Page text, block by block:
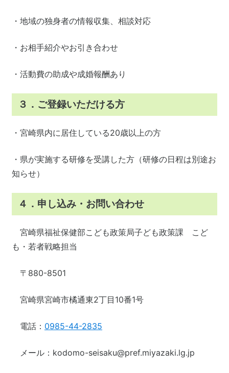
・地域の独身者の情報収集、相談対応
・お相手紹介やお引き合わせ
・活動費の助成や成婚報酬あり
３．ご登録いただける方
・宮崎県内に居住している20歳以上の方
・県が実施する研修を受講した方（研修の日程は別途お
知らせ）
４．申し込み・お問い合わせ
宮崎県福祉保健部こども政策局子ども政策課 こど
も・若者戦略担当
〒880-8501
宮崎県宮崎市橘通東2丁目10番1号
電話： 0985-44-2835
メール： kodomo-seisaku@pref.miyazaki.lg.jp